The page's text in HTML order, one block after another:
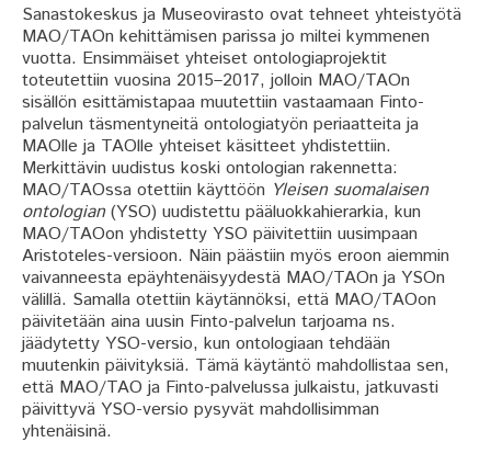
Sanastokeskus ja Museovirasto ovat tehneet yhteistyötä
MAO/TAOn kehittämisen parissa jo miltei kymmenen
vuotta. Ensimmäiset yhteiset ontologiaprojektit
toteutettiin vuosina 2015–2017, jolloin MAO/TAOn
sisällön esittämistapaa muutettiin vastaamaan Finto-
palvelun täsmentyneitä ontologiatyön periaatteita ja
MAOlle ja TAOlle yhteiset käsitteet yhdistettiin.
Merkittävin uudistus koski ontologian rakennetta:
MAO/TAOssa otettiin käyttöön Yleisen suomalaisen
ontologian(YSO) uudistettu pääluokkahierarkia, kun
MAO/TAOon yhdistetty YSO päivitettiin uusimpaan
Aristoteles-versioon. Näin päästiin myös eroon aiemmin
vaivanneesta epäyhtenäisyydestä MAO/TAOn ja YSOn
välillä. Samalla otettiin käytännöksi, että MAO/TAOon
päivitetään aina uusin Finto-palvelun tarjoama ns.
jäädytetty YSO-versio, kun ontologiaan tehdään
muutenkin päivityksiä. Tämä käytäntö mahdollistaa sen,
että MAO/TAO ja Finto-palvelussa julkaistu, jatkuvasti
päivittyvä YSO-versio pysyvät mahdollisimman
yhtenäisinä.